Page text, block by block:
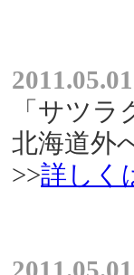
2011.05.01
「サツ
北海道外
>>詳しく